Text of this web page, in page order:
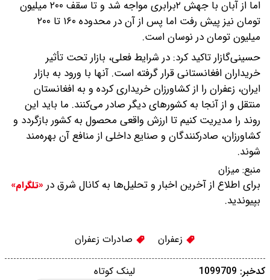
اما از آبان‌ با جهش ۲برابری مواجه شد و تا سقف ۲۰۰ میلیون
تومان نیز پیش رفت اما پس از آن در محدوده ۱۶۰ تا ۲۰۰
میلیون تومان در نوسان است.
حسینی‌گازار تاکید کرد: در شرایط فعلی، بازار تحت تأثیر
خریداران افغانستانی قرار گرفته است. آنها با ورود به بازار
ایران، زعفران را از کشاورزان خریداری کرده و به افغانستان
منتقل و از آنجا به کشورهای دیگر صادر می‌کنند. ما باید این
روند را مدیریت کنیم تا ارزش واقعی محصول به کشور بازگردد و
کشاورزان، صادرکنندگان و صنایع داخلی از منافع آن بهره‌مند
شوند.
منبع: میزان
برای اطلاع از آخرین اخبار و تحلیل‌ها به کانال شرق در «تلگرام»
بپیوندید.
زعفران صادرات زعفران
لینک کوتاه کدخبر: 1099709